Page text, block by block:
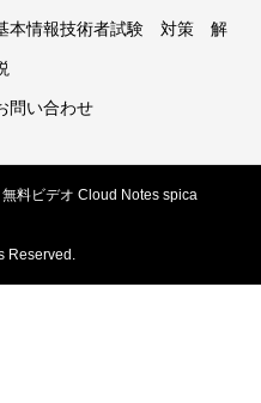
本情報技術者試験 対策 解
問い合わせ
料ビデオ Cloud Notes spica
Reserved.